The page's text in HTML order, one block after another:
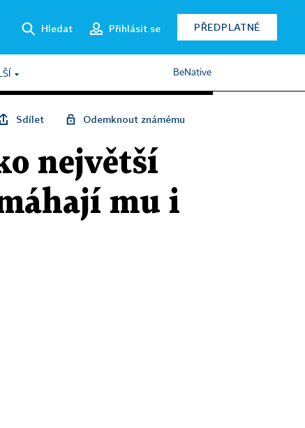
Hledat Přihlásit se PŘEDPLATNÉ
BeNative
Sdílet Odemknout známému
největší
mu i